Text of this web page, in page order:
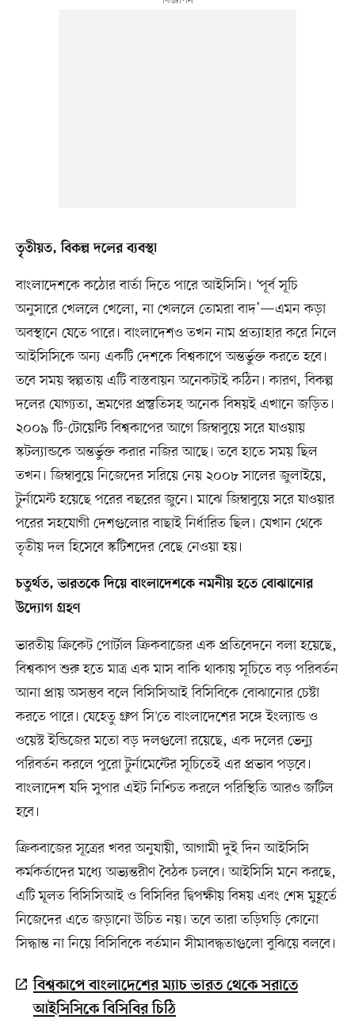
তৃতীয়ত, বিকল্প দলের ব্যবস্থা
বাংলাদেশকে কঠোর বার্তা দিতে পারে আইসিসি। ‘পূর্ব সূচি
অনুসারে খেললে খেলো, না খেললে তোমরা বাদ’—এমন কড়া
অবস্থানে যেতে পারে। বাংলাদেশও তখন নাম প্রত্যাহার করে নিলে
আইসিসিকে অন্য একটি দেশকে বিশ্বকাপে অন্তর্ভুক্ত করতে হবে।
তবে সময় স্বল্পতায় এটি বাস্তবায়ন অনেকটাই কঠিন। কারণ, বিকল্প
দলের যোগ্যতা, ভ্রমণের প্রস্তুতিসহ অনেক বিষয়ই এখানে জড়িত।
২০০৯ টি-টোয়েন্টি বিশ্বকাপের আগে জিম্বাবুয়ে সরে যাওয়ায়
স্কটল্যান্ডকে অন্তর্ভুক্ত করার নজির আছে। তবে হাতে সময় ছিল
তখন। জিম্বাবুয়ে নিজেদের সরিয়ে নেয় ২০০৮ সালের জুলাইয়ে,
টুর্নামেন্ট হয়েছে পরের বছরের জুনে। মাঝে জিম্বাবুয়ে সরে যাওয়ার
পরের সহযোগী দেশগুলোর বাছাই নির্ধারিত ছিল। যেখান থেকে
তৃতীয় দল হিসেবে স্কটিশদের বেছে নেওয়া হয়।
চতুর্থত, ভারতকে দিয়ে বাংলাদেশকে নমনীয় হতে বোঝানোর
উদ্যোগ গ্রহণ
ভারতীয় ক্রিকেট পোর্টাল ক্রিকবাজের এক প্রতিবেদনে বলা হয়েছে,
বিশ্বকাপ শুরু হতে মাত্র এক মাস বাকি থাকায় সূচিতে বড় পরিবর্তন
আনা প্রায় অসম্ভব বলে বিসিসিআই বিসিবিকে বোঝানোর চেষ্টা
করতে পারে। যেহেতু গ্রুপ সি'তে বাংলাদেশের সঙ্গে ইংল্যান্ড ও
ওয়েস্ট ইন্ডিজের মতো বড় দলগুলো রয়েছে, এক দলের ভেন্যু
পরিবর্তন করলে পুরো টুর্নামেন্টের সূচিতেই এর প্রভাব পড়বে।
বাংলাদেশ যদি সুপার এইট নিশ্চিত করলে পরিস্থিতি আরও জটিল
হবে।
ক্রিকবাজের সূত্রের খবর অনুযায়ী, আগামী দুই দিন আইসিসি
কর্মকর্তাদের মধ্যে অভ্যন্তরীণ বৈঠক চলবে। আইসিসি মনে করছে,
এটি মূলত বিসিসিআই ও বিসিবির দ্বিপক্ষীয় বিষয় এবং শেষ মুহূর্তে
নিজেদের এতে জড়ানো উচিত নয়। তবে তারা তড়িঘড়ি কোনো
সিদ্ধান্ত না নিয়ে বিসিবিকে বর্তমান সীমাবদ্ধতাগুলো বুঝিয়ে বলবে।
বিশ্বকাপে বাংলাদেশের ম্যাচ ভারত থেকে সরাতে
আইসিসিকে বিসিবির চিঠি